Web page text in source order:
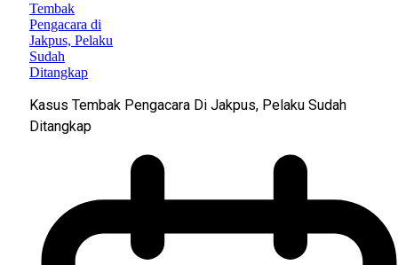
Kasus Tembak Pengacara Di Jakpus, Pelaku Sudah
Ditangkap